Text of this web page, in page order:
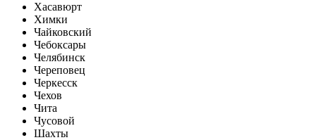
Хасавюрт
Химки
Чайковский
Чебоксары
Челябинск
Череповец
Черкесск
Чехов
Чита
Чусовой
Шахты